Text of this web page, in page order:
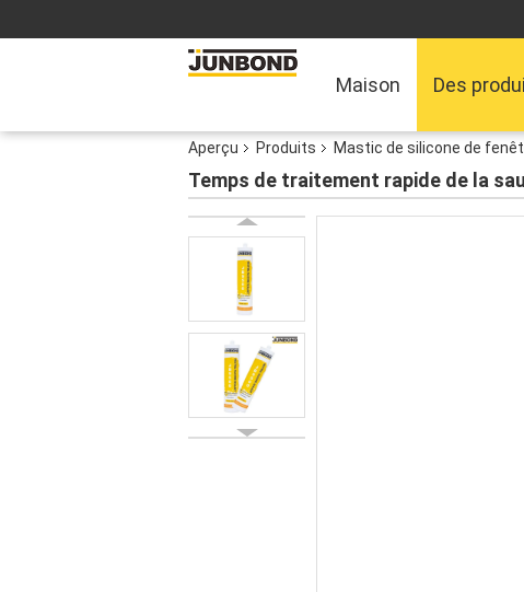
Maison Des
Aperçu Produits Mastic de silicone de
Temps de traitement rapide de la